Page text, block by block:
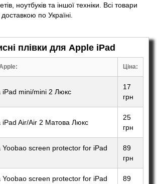
ноутбуків та іншої техніки. Всі товари
по Україні.
плівки для Apple iPad
Ціна:
iPad mini/mini 2 Люкс
17
грн
iPad Air/Air 2 Матова Люкс
25
грн
Yoobao screen protector for iPad
89
грн
Yoobao screen protector for iPad
89